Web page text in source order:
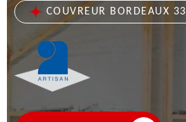
COUVREUR BORDEAUX 33